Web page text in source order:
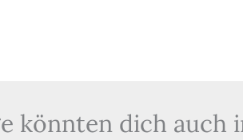
könnten dich auch